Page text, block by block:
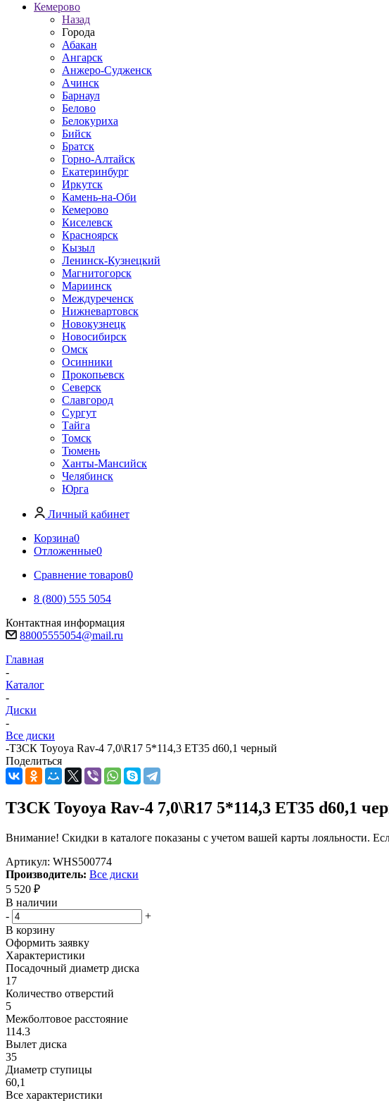
Кемерово
Назад
Города
Абакан
Ангарск
Анжеро-Судженск
Ачинск
Барнаул
Белово
Белокуриха
Бийск
Братск
Горно-Алтайск
Екатеринбург
Иркутск
Камень-на-Оби
Кемерово
Киселевск
Красноярск
Кызыл
Ленинск-Кузнецкий
Магнитогорск
Мариинск
Междуреченск
Нижневартовск
Новокузнецк
Новосибирск
Омск
Осинники
Прокопьевск
Северск
Славгород
Сургут
Тайга
Томск
Тюмень
Ханты-Мансийск
Челябинск
Юрга
Личный кабинет
Корзина0
Отложенные0
Сравнение товаров0
8 (800) 555 5054
Контактная информация
88005555054@mail.ru
Главная
-
Каталог
-
Диски
-
Все диски
-ТЗСК Toyoya Rav-4 7,0\R17 5*114,3 ET35 d60,1 черный
Поделиться
ТЗСК Toyoya Rav-4 7,0\R17 5*114,3 ET35 d60,1
Внимание! Скидки в каталоге показаны с учетом вашей карты лояльности.
Артикул: WHS500774
Производитель: Все диски
5 520 ₽
В наличии
-
+
В корзину
Оформить заявку
Характеристики
Посадочный диаметр диска
17
Количество отверстий
5
Межболтовое расстояние
114.3
Вылет диска
35
Диаметр ступицы
60,1
Все характеристики